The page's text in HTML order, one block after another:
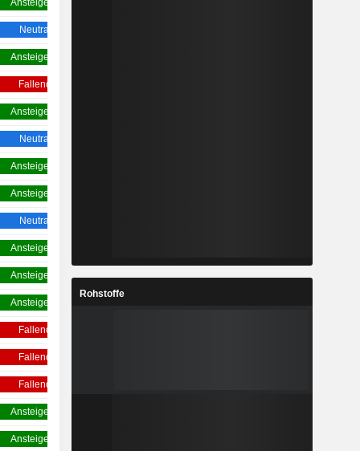
Ansteigend
Neutral
Ansteigend
Fallend
Ansteigend
Neutral
Ansteigend
Ansteigend
Neutral
Ansteigend
Ansteigend Ansteigend
Ansteigend
Fallend
Fallend
Fallend
Ansteigend
Ansteigend
Rohstoffe